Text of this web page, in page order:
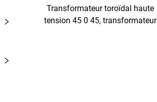
Transformateur toroïdal haute
tension 45 0 45, transformateur